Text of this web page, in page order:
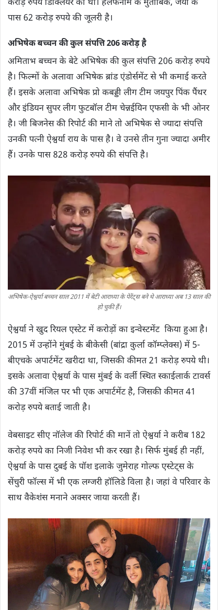
करोड़ रुपये डिक्‍लि‍यर की थी। हलफनामे के मुताबिक, जया के
पास 62 करोड़ रुपये की जूलरी है।
अभिषेक बच्चन की कुल संपत्ति 206 करोड़ है
अमिताभ बच्चन के बेटे अभिषेक की कुल संपत्ति 206 करोड़ रुपये
है। फिल्मों के अलावा अभिषेक ब्रांड एंडोर्समेंट से भी कमाई करते
हैं। इसके अलावा अभिषेक प्रो कबड्डी लीग टीम जयपुर पिंक पैंथर
और इंडियन सुपर लीग फुटबॉल टीम चेन्नईयिन एफसी के भी ओनर
है। जी बिजनेस की रिपोर्ट की माने तो अभिषेक से ज्यादा संपत्ति
उनकी पत्नी ऐश्वर्या राय के पास है। वे उनसे तीन गुना ज्यादा अमीर
हैं। उनके पास 828 करोड़ रुपये की संपत्ति है।
अभिषेक-ऐश्वर्या बच्‍चन साल 2011 में बेटी आराध्या के पेरेंट्स बने थे आराध्‍या अब 13 साल की
हो चुकी हैं।
ऐश्वर्या ने खुद रियल एस्टेट में करोड़ों का इन्‍वेस्‍टमेंट किया हुआ है।
2015 में उन्होंने मुंबई के बीकेसी (बांद्रा कुर्ला कॉम्प्लेक्स) में 5-
बीएचके अपार्टमेंट खरीदा था, जिसकी कीमत 21 करोड़ रुपये थी।
इसके अलावा ऐश्वर्या के पास मुंबई के वर्ली स्थित स्काईलार्क टावर्स
की 37वीं मंजिल पर भी एक अपार्टमेंट है, जिसकी कीमत 41
करोड़ रुपये बताई जाती है।
वेबसाइट सीए नॉलेज की रिपोर्ट की मानें तो ऐश्वर्या ने करीब 182
करोड़ रुपये का निजी निवेश भी कर रखा है। सिर्फ मुंबई ही नहीं,
ऐश्वर्या के पास दुबई के पॉश इलाके जुमेराह गोल्फ एस्टेट्स के
सेंचुरी फॉल्स में भी एक लग्जरी हॉलिडे विला है। जहां वे परिवार के
साथ वैकेशंस मनाने अक्‍सर जाया करती हैं।